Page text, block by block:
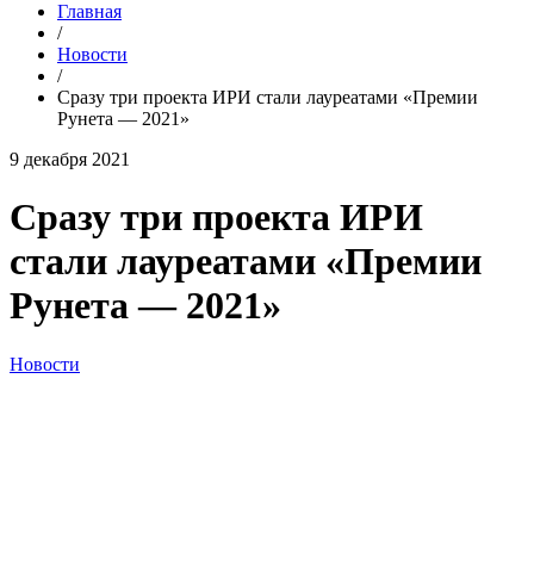
Главная
/
Новости
/
Сразу три проекта ИРИ стали лауреатами «Премии
Рунета — 2021»
9 декабря 2021
Сразу три проекта ИРИ
стали лауреатами «Премии
Рунета — 2021»
Новости